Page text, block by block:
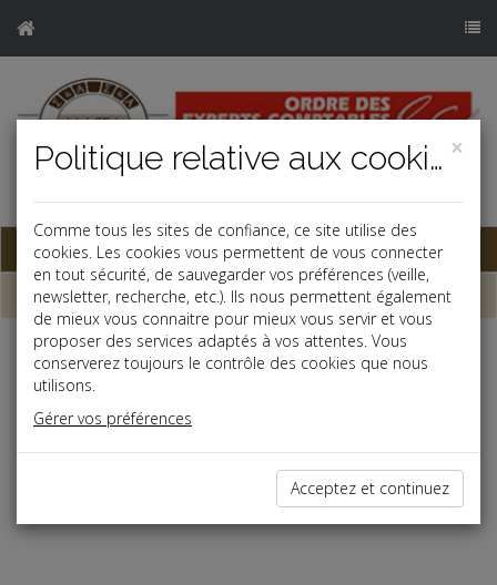
Base documentaire
Chiffres
Prélèvement à la source
×
Politique relative aux cookies
Comme tous les sites de confiance, ce site utilise des
cookies. Les cookies vous permettent de vous connecter
en tout sécurité, de sauvegarder vos préférences (veille,
newsletter, recherche, etc.). Ils nous permettent également
de mieux vous connaitre pour mieux vous servir et vous
proposer des services adaptés à vos attentes. Vous
conserverez toujours le contrôle des cookies que nous
utilisons.
Gérer vos préférences
Acceptez et continuez